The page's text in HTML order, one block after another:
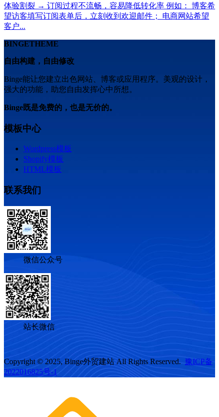
体验割裂 → 订阅过程不流畅，容易降低转化率 例如： 博客希
望访客填写订阅表单后，立刻收到欢迎邮件； 电商网站希望
客户...
BINGETHEME
自由构建，自由修改
Binge能让您建立出色网站、博客或应用程序。美观的设计，
强大的功能，助您自由发挥心中所想。
Binge既是免费的，也是无价的。
模板中心
Wordpress模板
Shopify模板
HTML模板
联系我们
微信公众号
站长微信
Copyright © 2025, Binge外贸建站 All Rights Reserved. 豫ICP备
2022016825号-1